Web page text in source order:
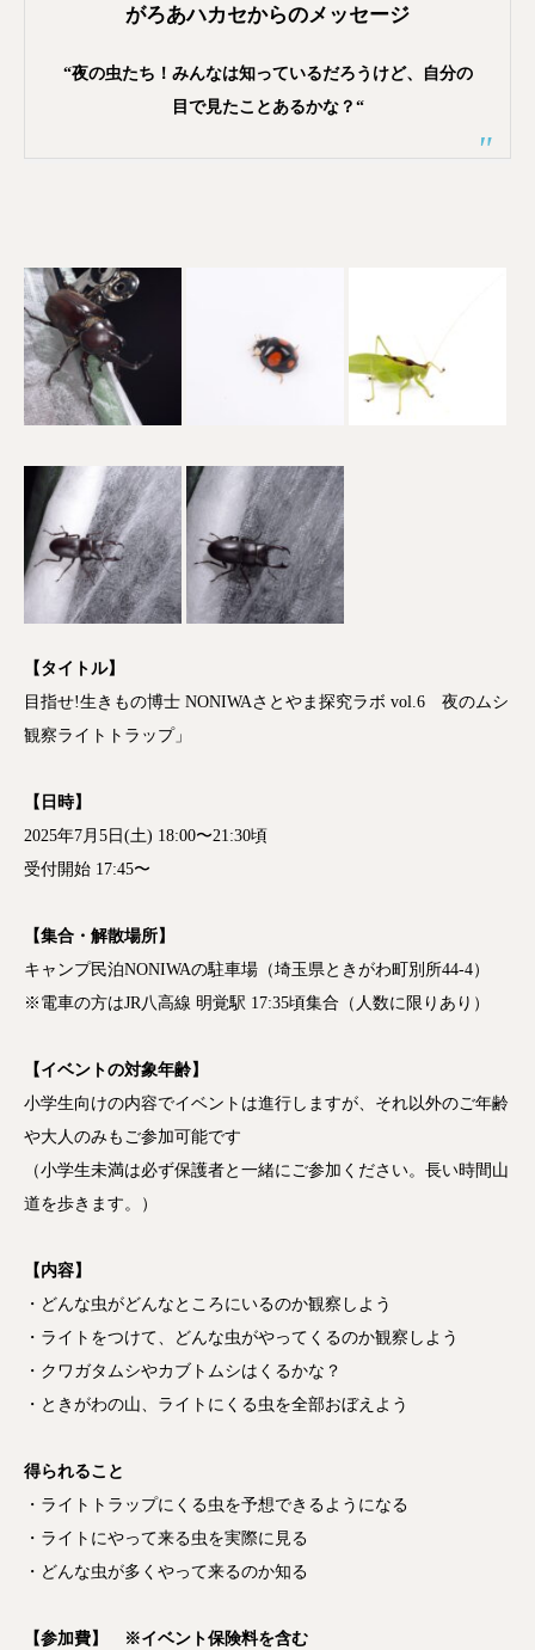
がろあハカセからのメッセージ
“夜の虫たち！みんなは知っているだろうけど、自分の
目で見たことあるかな？ “
【タイトル】
目指せ!生きもの博士 NONIWAさとやま探究ラボ vol.6 夜のムシ
観察ライトトラップ」
【日時】
2025年7月5日(土) 18:00〜21:30頃
受付開始 17:45〜
【集合・解散場所】
キャンプ民泊NONIWAの駐車場（埼玉県ときがわ町別所44-4）
※ 電車の方はJR八高線 明覚駅 17:35頃集合（人数に限りあり）
【イベントの対象年齢】
小学生向けの内容でイベントは進行しますが、それ以外のご年齢
や大人のみもご参加可能です
（小学生未満は必ず保護者と一緒にご参加ください。長い時間山
道を歩きます。）
【内容】
・どんな虫がどんなところにいるのか観察しよう
・ライトをつけて、どんな虫がやってくるのか観察しよう
・クワガタムシやカブトムシはくるかな？
・ときがわの山、ライトにくる虫を全部おぼえよう
得られること
・ライトトラップにくる虫を予想できるようになる
・ライトにやって来る虫を実際に見る
・どんな虫が多くやって来るのか知る
【参加費】 ※イベント保険料を含む